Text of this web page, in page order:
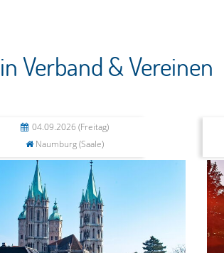
Verband & Vereinen
04.09.2026 (Freitag)
Naumburg (Saale)